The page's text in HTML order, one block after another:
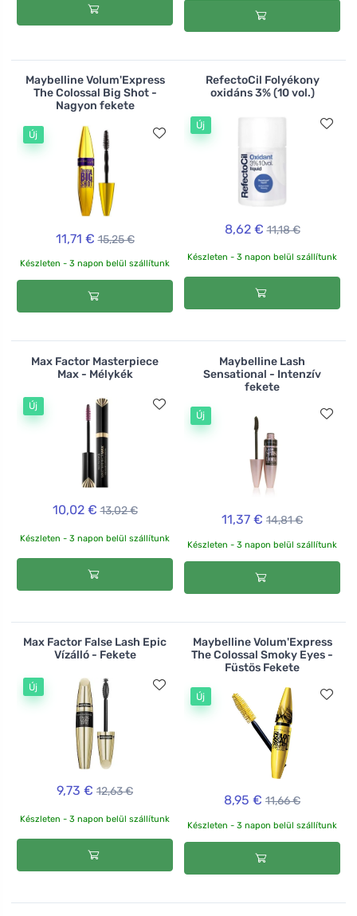
Maybelline Volum'Express
The Colossal Big Shot -
Nagyon fekete
Új
11,71 € 15,25 €
Készleten - 3 napon belül szállítunk
RefectoCil Folyékony
oxidáns 3% (10 vol.)
Új
8,62 € 11,18 €
Készleten - 3 napon belül szállítunk
Max Factor Masterpiece
Max - Mélykék
Új
10,02 € 13,02 €
Készleten - 3 napon belül szállítunk
Maybelline Lash
Sensational - Intenzív
fekete
Új
11,37 € 14,81 €
Készleten - 3 napon belül szállítunk
Max Factor False Lash Epic
Vízálló - Fekete
Új
9,73 € 12,63 €
Készleten - 3 napon belül szállítunk
Maybelline Volum'Express
The Colossal Smoky Eyes -
Füstös Fekete
Új
8,95 € 11,66 €
Készleten - 3 napon belül szállítunk